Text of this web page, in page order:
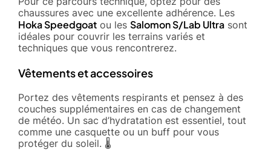
chaussures avec une excellente adhérence. Les
Hoka Speedgoat ou les Salomon S/Lab Ultra sont
idéales pour couvrir les terrains variés et
techniques que vous rencontrerez.
Vêtements et accessoires
Portez des vêtements respirants et pensez à des
couches supplémentaires en cas de changement
de météo. Un sac d’hydratation est essentiel, tout
comme une casquette ou un buff pour vous
protéger du soleil. 🌡️